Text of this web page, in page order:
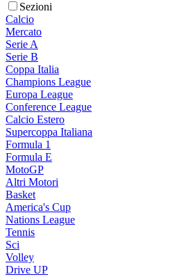
Sezioni
Calcio
Mercato
Serie A
Serie B
Coppa Italia
Champions League
Europa League
Conference League
Calcio Estero
Supercoppa Italiana
Formula 1
Formula E
MotoGP
Altri Motori
Basket
America's Cup
Nations League
Tennis
Sci
Volley
Drive UP